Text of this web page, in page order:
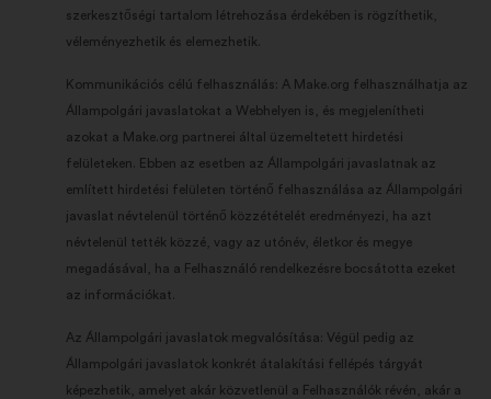
szerkesztőségi tartalom létrehozása érdekében is rögzíthetik,
véleményezhetik és elemezhetik.
Kommunikációs célú felhasználás: A Make.org felhasználhatja az
Állampolgári javaslatokat a Webhelyen is, és megjelenítheti
azokat a Make.org partnerei által üzemeltetett hirdetési
felületeken. Ebben az esetben az Állampolgári javaslatnak az
említett hirdetési felületen történő felhasználása az Állampolgári
javaslat névtelenül történő közzétételét eredményezi, ha azt
névtelenül tették közzé, vagy az utónév, életkor és megye
megadásával, ha a Felhasználó rendelkezésre bocsátotta ezeket
az információkat.
Az Állampolgári javaslatok megvalósítása: Végül pedig az
Állampolgári javaslatok konkrét átalakítási fellépés tárgyát
képezhetik, amelyet akár közvetlenül a Felhasználók révén, akár a